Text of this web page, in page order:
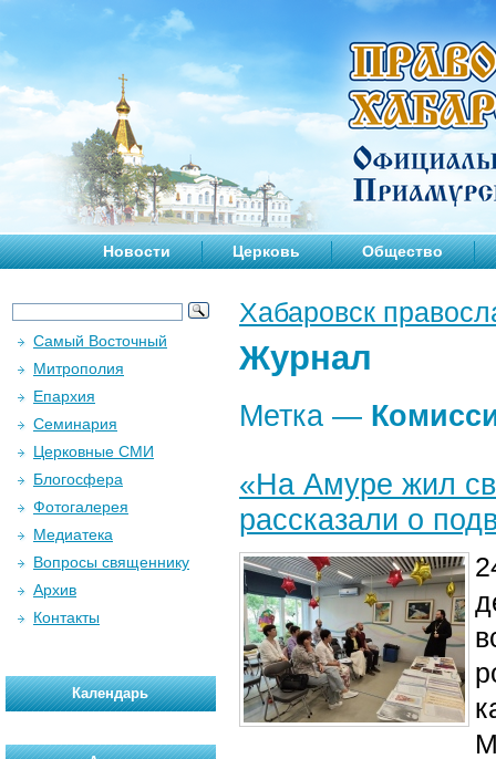
Новости Церковь Общество
Хабаровск
Журнал
Метка —
«На Амуре жил
рассказали о
Самый Восточный
Митрополия
Епархия
Семинария
Церковные СМИ
Блогосфера
Фотогалерея
Медиатека
Вопросы священнику
Архив
Контакты
Календарь